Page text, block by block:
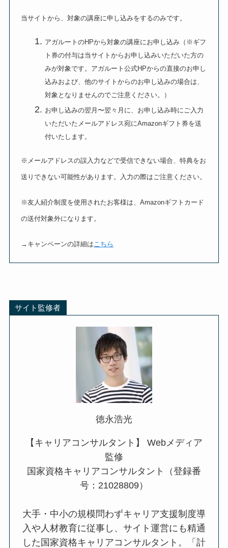
当サイトから、対象の講座に申し込みをするのみです。
アガルートのHPから対象の講座にお申し込み（※ギフ
ト券の付与は当サイトからお申し込みいただいた方の
みが対象です。アガルート公式HPからの直接のお申し
込みおよび、他のサイトからのお申し込みの場合は、
対象となりませんのでご注意ください。）
お申し込みの翌月〜翌々月に、お申し込み時にご入力
いただいたメールアドレス宛にAmazonギフト券を送
付いたします。
※メールアドレスの誤入力などで受信できない場合、特典をお
送りできない可能性があります。入力の際はご注意ください。
※友人紹介制度を使用されたお客様は、Amazonギフトカード
の送付対象外になります。
→キャンペーンの詳細は こちら
サイト監修者
徳永浩光
【キャリアコンサルタント】 Webメディア
監修
国家資格キャリアコンサルタント（登録番
号：21028809）
大手・中小の規模問わずキャリア支援制度導
入や人材教育に従事し、サイト運営にも精通
した国家資格キャリアコンサルタント。「計